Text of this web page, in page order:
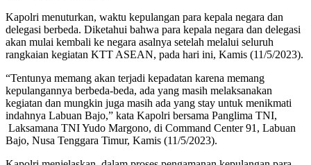
Kapolri menuturkan, waktu kepulangan para kepala negara dan
delegasi berbeda. Diketahui bahwa para kepala negara dan delegasi
akan mulai kembali ke negara asalnya setelah melalui seluruh
rangkaian kegiatan KTT ASEAN, pada hari ini, Kamis (11/5/2023).
“Tentunya memang akan terjadi kepadatan karena memang
kepulangannya berbeda-beda, ada yang masih melaksanakan
kegiatan dan mungkin juga masih ada yang stay untuk menikmati
indahnya Labuan Bajo,” kata Kapolri bersama Panglima TNI,
Laksamana TNI Yudo Margono, di Command Center 91, Labuan
Bajo, Nusa Tenggara Timur, Kamis (11/5/2023).